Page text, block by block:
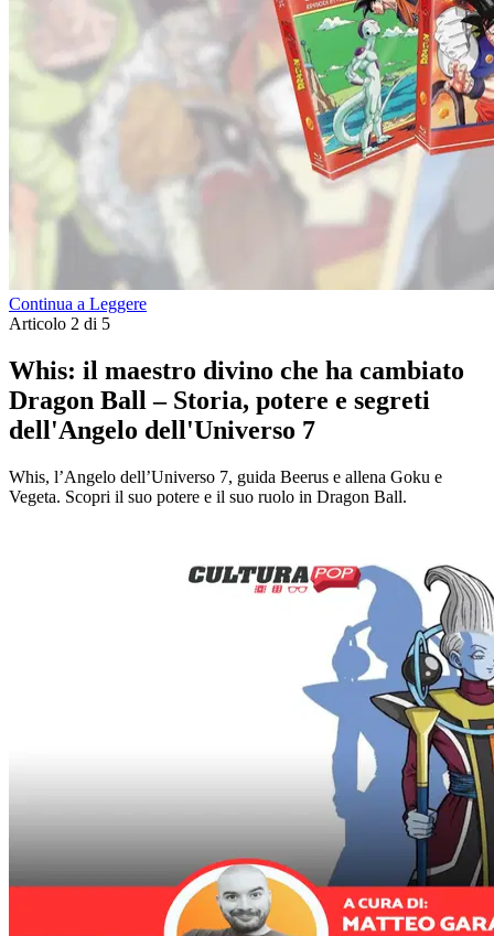
Continua a Leggere
Articolo 2 di 5
Whis: il maestro divino che ha cambiato
Dragon Ball – Storia, potere e segreti
dell'Angelo dell'Universo 7
Whis, l’Angelo dell’Universo 7, guida Beerus e allena Goku e
Vegeta. Scopri il suo potere e il suo ruolo in Dragon Ball.